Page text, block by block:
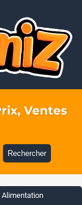
Ventes
Rechercher
Alimentation